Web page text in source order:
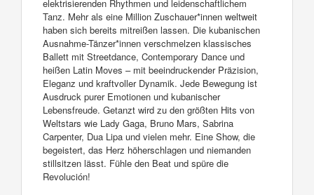
elektrisierenden Rhythmen und leidenschaftlichem
Tanz. Mehr als eine Million Zuschauer*innen weltweit
haben sich bereits mitreißen lassen. Die kubanischen
Ausnahme-Tänzer*innen verschmelzen klassisches
Ballett mit Streetdance, Contemporary Dance und
heißen Latin Moves – mit beeindruckender Präzision,
Eleganz und kraftvoller Dynamik. Jede Bewegung ist
Ausdruck purer Emotionen und kubanischer
Lebensfreude. Getanzt wird zu den größten Hits von
Weltstars wie Lady Gaga, Bruno Mars, Sabrina
Carpenter, Dua Lipa und vielen mehr. Eine Show, die
begeistert, das Herz höherschlagen und niemanden
stillsitzen lässt. Fühle den Beat und spüre die
Revolución!